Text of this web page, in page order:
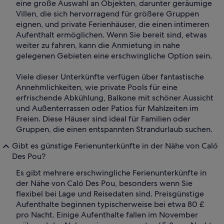
eine große Auswahl an Objekten, darunter geräumige
Villen, die sich hervorragend für größere Gruppen
eignen, und private Ferienhäuser, die einen intimeren
Aufenthalt ermöglichen. Wenn Sie bereit sind, etwas
weiter zu fahren, kann die Anmietung in nahe
gelegenen Gebieten eine erschwingliche Option sein.
Viele dieser Unterkünfte verfügen über fantastische
Annehmlichkeiten, wie private Pools für eine
erfrischende Abkühlung, Balkone mit schöner Aussicht
und Außenterrassen oder Patios für Mahlzeiten im
Freien. Diese Häuser sind ideal für Familien oder
Gruppen, die einen entspannten Strandurlaub suchen.
Gibt es günstige Ferienunterkünfte in der Nähe von Caló
Des Pou?
Es gibt mehrere erschwingliche Ferienunterkünfte in
der Nähe von Caló Des Pou, besonders wenn Sie
flexibel bei Lage und Reisedaten sind. Preisgünstige
Aufenthalte beginnen typischerweise bei etwa 80 £
pro Nacht. Einige Aufenthalte fallen im November